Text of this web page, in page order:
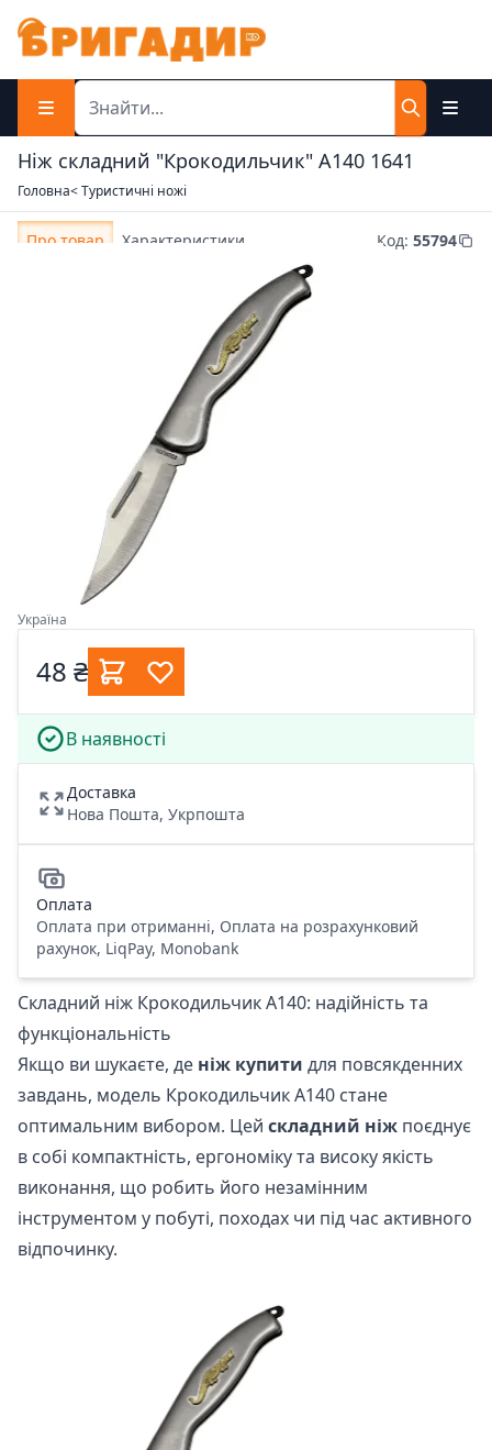
Ніж складний "Крокодильчик" А140 1641
Головна< Туристичні ножі
Про товар Характеристики Код: 55794
Україна
48 ₴
В наявності
Доставка
Нова Пошта, Укрпошта
Оплата
Оплата при отриманні, Оплата на розрахунковий
рахунок, LiqPay, Monobank
Складний ніж Крокодильчик А140: надійність та
функціональність
Якщо ви шукаєте, де ніж купити для повсякденних
завдань, модель Крокодильчик А140 стане
оптимальним вибором. Цей складний ніж поєднує
в собі компактність, ергономіку та високу якість
виконання, що робить його незамінним
інструментом у побуті, походах чи під час активного
відпочинку.